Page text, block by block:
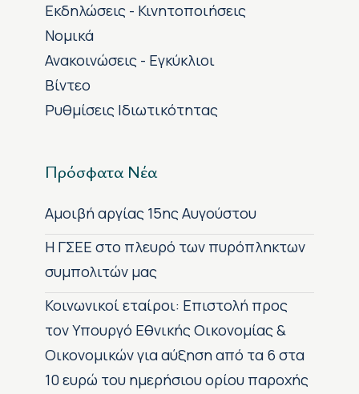
Εκδηλώσεις - Κινητοποιήσεις
Νομικά
Ανακοινώσεις - Εγκύκλιοι
Βίντεο
Ρυθμίσεις Ιδιωτικότητας
Πρόσφατα Νέα
Αμοιβή αργίας 15ης Αυγούστου
H ΓΣΕΕ στο πλευρό των πυρόπληκτων
συμπολιτών μας
Κοινωνικοί εταίροι: Επιστολή προς
τον Υπουργό Εθνικής Οικονομίας &
Οικονομικών για αύξηση από τα 6 στα
10 ευρώ του ημερήσιου ορίου παροχής